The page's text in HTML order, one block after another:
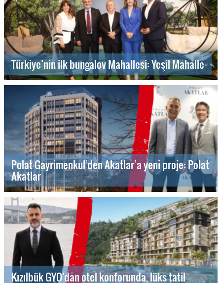
Türkiye’nin ilk bungalov Mahallesi: Yeşil Mahalle
Polat Gayrimenkul’den Akatlar’a yeni proje: Polat
Akatlar
Kızılbük GYO’dan otel konforunda, lüks tatil